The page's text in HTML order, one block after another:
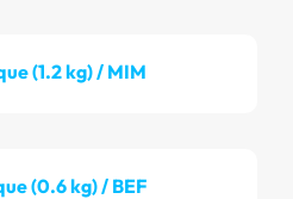
(1.2 kg) / MIM
(0.6 kg) / BEF